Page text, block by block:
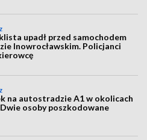
upadł przed samochodem
Inowrocławskim. Policjanci
na autostradzie A1 w okolicach
Dwie osoby poszkodowane